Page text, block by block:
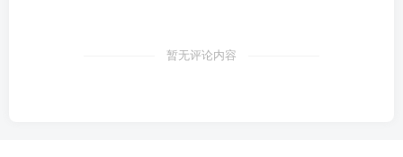
暂无评论内容